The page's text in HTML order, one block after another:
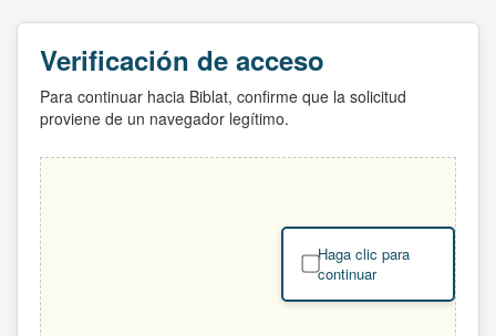
Verificación de acceso
Para continuar hacia Biblat, confirme que la solicitud
proviene de un navegador legítimo.
Haga clic para
continuar